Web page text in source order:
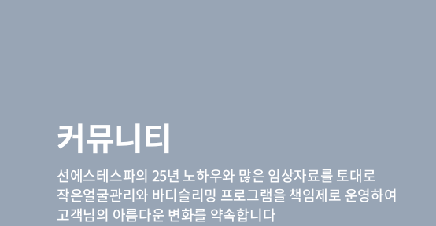
커뮤니티
선에스테스파의 25년 노하우와 많은 임상자료를 토대로
작은얼굴관리와 바디슬리밍 프로그램을 책임제로 운영하여
고객님의 아름다운 변화를 약속합니다